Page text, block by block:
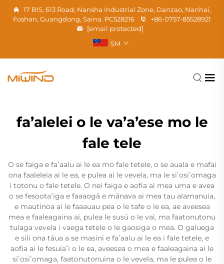
17 BIS, 613 Road, Nansha Industrial Zone, Danzao, Nanhai,
Foshan, Guangdong, Saina. PC528216
+86-0757-85528921
[email protected]
SM
fa’alelei o le va’a’ese mo le
fale tele
O se faiga e faʻaalu ai le ea mo fale tetele, o se auala e mafai
ona faaleleia ai le ea, e pulea ai le vevela, ma le siʻosiʻomaga
i totonu o fale tetele. O nei faiga e aofia ai mea uma e avea
o se fesootaʻiga e faaaogā e mānava ai mea tau alamanuia,
e mautinoa ai le faaauau pea o le tafe o le ea, ae aveesea
mea e faaleagaina ai, pulea le susū o le vai, ma faatonutonu
tulaga vevela i vaega tetele o le gaosiga o mea. O galuega
e sili ona tāua a se masini e faʻaalu ai le ea i fale tetele, e
aofia ai le fesuiaʻi o le ea, aveesea o mea e faaleagaina ai le
siʻosiʻomaga, faatonutonuina o le vevela, ma le pulea o le